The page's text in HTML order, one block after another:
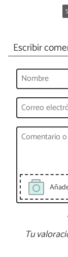
Escribir
Tu